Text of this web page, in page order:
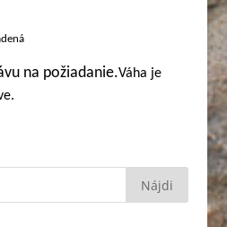
na požiadanie.Váha je